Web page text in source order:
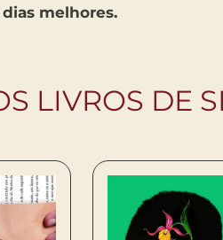
melhores.
LIVROS DE